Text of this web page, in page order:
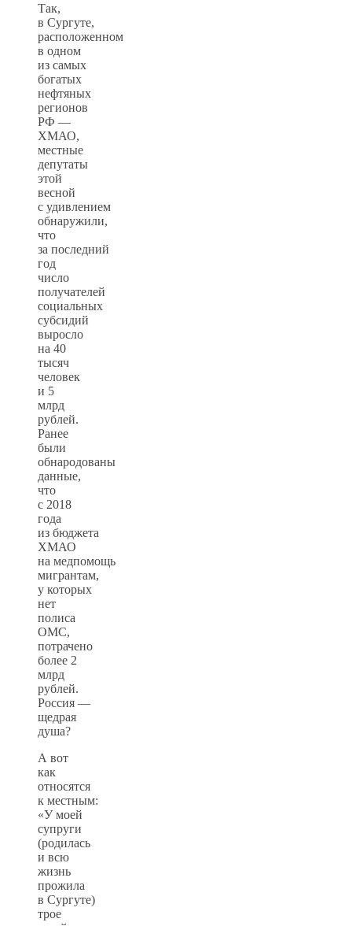
Так,
в Сургуте,
расположенном
в одном
из самых
богатых
нефтяных
регионов
РФ —
ХМАО,
местные
депутаты
этой
весной
с удивлением
обнаружили,
что
за последний
год
число
получателей
социальных
субсидий
выросло
на 40
тысяч
человек
и 5
млрд
рублей.
Ранее
были
обнародованы
данные,
что
с 2018
года
из бюджета
ХМАО
на медпомощь
мигрантам,
у которых
нет
полиса
ОМС,
потрачено
более 2
млрд
рублей.
Россия —
щедрая
душа?
А вот
как
относятся
к местным:
«У моей
супруги
(родилась
и всю
жизнь
прожила
в Сургуте)
трое